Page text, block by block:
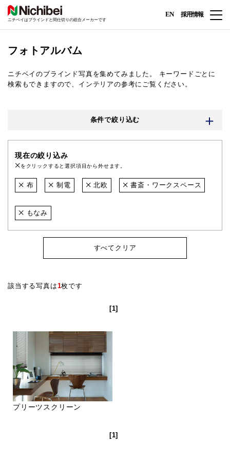
ニチベイはブラインドと間仕切りの総合メーカーです
EN 採用情報
フォトアルバム
ニチベイのブラインド写真を集めてみました。
キーワードごとに
検索もできますので、インテリアの参考にご覧ください。
条件で絞り込む
現在の絞り込み
をクリックすると選択項目から外せます。
布 制電 北欧 書斎・ワークスペース
もなみ
すべてクリア
該当する写真は1枚です
[1]
プリーツスクリーン
[1]